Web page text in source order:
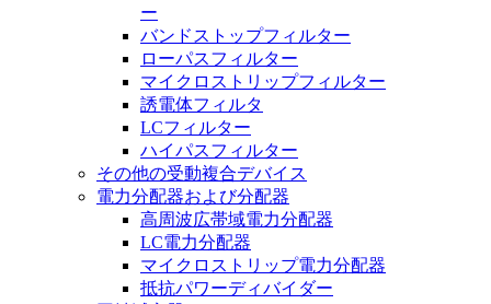
ー
バンドストップフィルター
ローパスフィルター
マイクロストリップフィルター
誘電体フィルタ
LCフィルター
ハイパスフィルター
その他の受動複合デバイス
電力分配器および分配器
高周波広帯域電力分配器
LC電力分配器
マイクロストリップ電力分配器
抵抗パワーディバイダー